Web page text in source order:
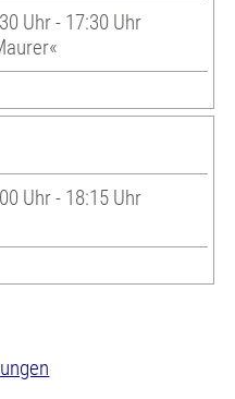
Uhr - 17:30 Uhr
Uhr - 18:15 Uhr